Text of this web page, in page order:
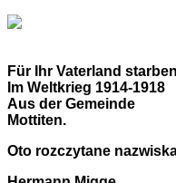
Für Ihr Vaterland starben
Im Weltkrieg 1914-1918
Aus der Gemeinde
Mottiten.
Oto rozczytane